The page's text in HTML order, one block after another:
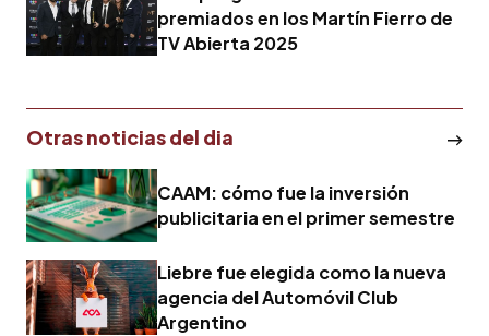
premiados en los Martín Fierro de
TV Abierta 2025
Otras noticias del dia
CAAM: cómo fue la inversión
publicitaria en el primer semestre
Liebre fue elegida como la nueva
agencia del Automóvil Club
Argentino